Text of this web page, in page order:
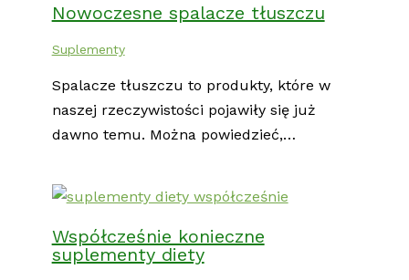
Nowoczesne spalacze tłuszczu
Suplementy
Spalacze tłuszczu to produkty, które w
naszej rzeczywistości pojawiły się już
dawno temu. Można powiedzieć,…
Współcześnie konieczne
suplementy diety